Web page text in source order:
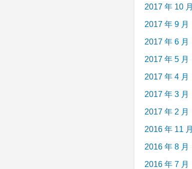
2017 年 10 月
2017 年 9 月
2017 年 6 月
2017 年 5 月
2017 年 4 月
2017 年 3 月
2017 年 2 月
2016 年 11 月
2016 年 8 月
2016 年 7 月